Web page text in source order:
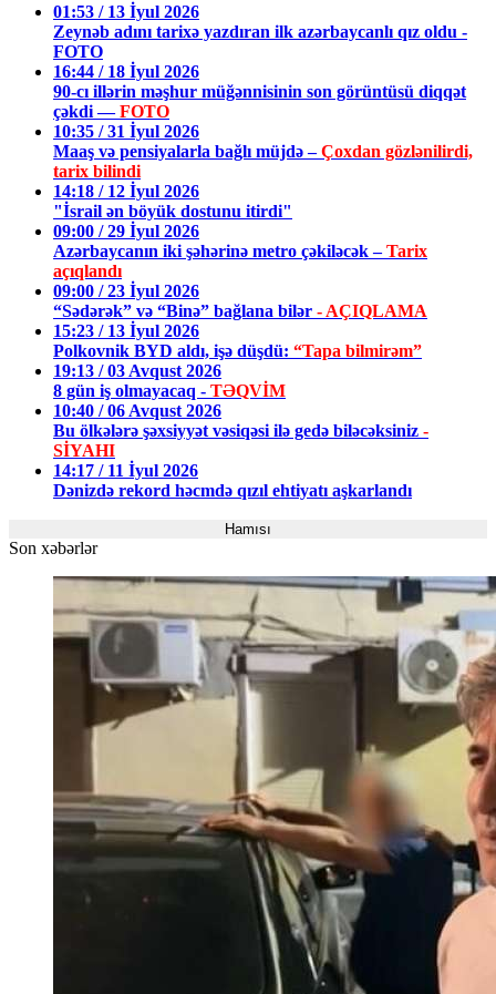
01:53 / 13 İyul 2026
Zeynəb adını tarixə yazdıran ilk azərbaycanlı qız oldu -
FOTO
16:44 / 18 İyul 2026
90-cı illərin məşhur müğənnisinin son görüntüsü diqqət
çəkdi —FOTO
10:35 / 31 İyul 2026
Maaş və pensiyalarla bağlı müjdə –Çoxdan gözlənilirdi,
tarix bilindi
14:18 / 12 İyul 2026
"İsrail ən böyük dostunu itirdi"
09:00 / 29 İyul 2026
Azərbaycanın iki şəhərinə metro çəkiləcək –Tarix
açıqlandı
09:00 / 23 İyul 2026
“Sədərək” və “Binə” bağlana bilər - AÇIQLAMA
15:23 / 13 İyul 2026
Polkovnik BYD aldı, işə düşdü: “Tapa bilmirəm”
19:13 / 03 Avqust 2026
8 gün iş olmayacaq - TƏQVİM
10:40 / 06 Avqust 2026
Bu ölkələrə şəxsiyyət vəsiqəsi ilə gedə biləcəksiniz -
SİYAHI
14:17 / 11 İyul 2026
Dənizdə rekord həcmdə qızıl ehtiyatı aşkarlandı
Hamısı
Son xəbərlər